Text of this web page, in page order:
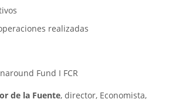
realizadas
Fund I FCR
de la Fuente, director, Economista,